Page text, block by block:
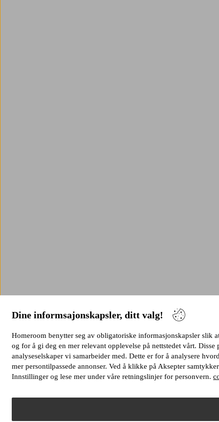
Dine informsajonskapsler, ditt valg!
Homeroom benytter seg av obligatoriske informasjonskapsler slik
og for å gi deg en mer relevant opplevelse på nettstedet vårt.
analyseselskaper vi samarbeider med. Dette er for å analysere
mer persontilpassede annonser. Ved å klikke på Aksepter
Innstillinger og lese mer under våre retningslinjer for personvern.